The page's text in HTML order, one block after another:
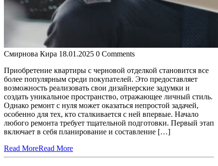
Смирнова Кира 18.01.2025 0 Comments
Приобретение квартиры с черновой отделкой становится все
более популярным среди покупателей. Это предоставляет
возможность реализовать свои дизайнерские задумки и
создать уникальное пространство, отражающее личный стиль.
Однако ремонт с нуля может оказаться непростой задачей,
особенно для тех, кто сталкивается с ней впервые. Начало
любого ремонта требует тщательной подготовки. Первый этап
включает в себя планирование и составление […]
Read MoreRead More